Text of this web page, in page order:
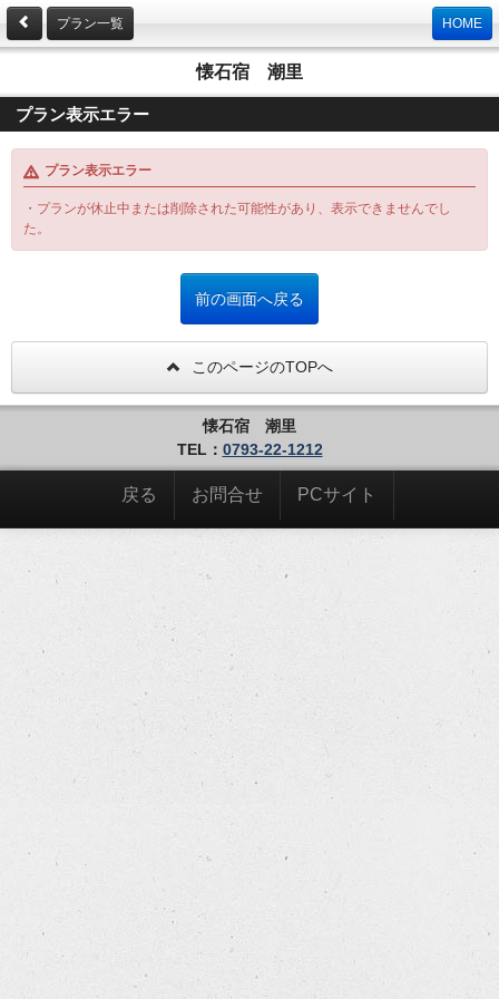
プラン一覧 HOME
懐石宿 潮里
プラン表示エラー
プラン表示エラー
・プランが休止中または削除された可能性があり、表示できませんでし
た。
このページのTOPへ
懐石宿 潮里
TEL： 0793-22-1212
戻る お問合せ PCサイト